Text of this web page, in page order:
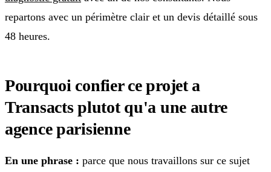
repartons avec un périmètre clair et un devis détaillé sous
48 heures.
Pourquoi confier ce projet a
Transacts plutot qu'a une autre
agence parisienne
En une phrase : parce que nous travaillons sur ce sujet